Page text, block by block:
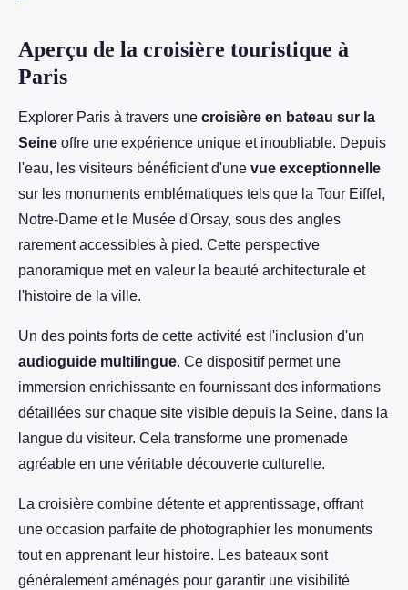
Aperçu de la croisière touristique à
Paris
Explorer Paris à travers une croisière en bateau sur la
Seine offre une expérience unique et inoubliable. Depuis
l'eau, les visiteurs bénéficient d'une vue exceptionnelle
sur les monuments emblématiques tels que la Tour Eiffel,
Notre-Dame et le Musée d'Orsay, sous des angles
rarement accessibles à pied. Cette perspective
panoramique met en valeur la beauté architecturale et
l'histoire de la ville.
Un des points forts de cette activité est l'inclusion d'un
audioguide multilingue. Ce dispositif permet une
immersion enrichissante en fournissant des informations
détaillées sur chaque site visible depuis la Seine, dans la
langue du visiteur. Cela transforme une promenade
agréable en une véritable découverte culturelle.
La croisière combine détente et apprentissage, offrant
une occasion parfaite de photographier les monuments
tout en apprenant leur histoire. Les bateaux sont
généralement aménagés pour garantir une visibilité